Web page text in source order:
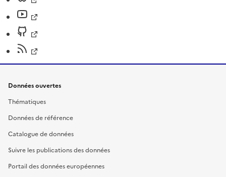
Données ouvertes
Thématiques
Données de référence
Catalogue de données
Suivre les publications des données
Portail des données européennes